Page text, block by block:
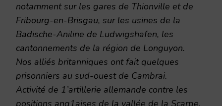
notamment sur les gares de Thionville et de
Fribourg-en-Brisgau, sur les usines de la
Badische-Aniline de Ludwigshafen, les
cantonnements de la région de Longuyon.
Nos alliés britanniques ont fait quelques
prisonniers au sud-ouest de Cambrai.
Activité de 1’artillerie allemande contre les